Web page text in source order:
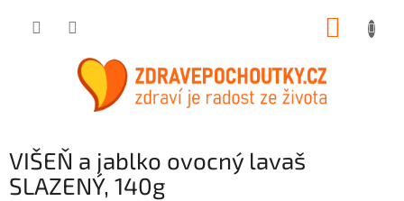
VIŠEŇ a jablko ovocný lavaš
SLAZENÝ, 140g